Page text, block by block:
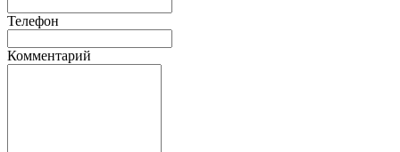
Телефон
Комментарий